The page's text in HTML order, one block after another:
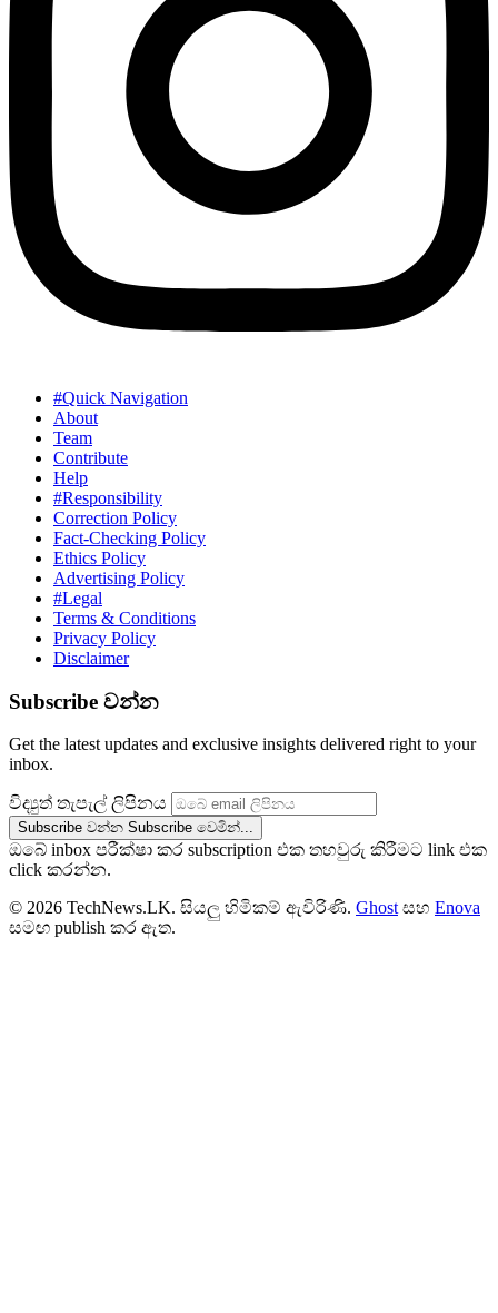
#Quick Navigation
About
Team
Contribute
Help
#Responsibility
Correction Policy
Fact-Checking Policy
Ethics Policy
Advertising Policy
#Legal
Terms & Conditions
Privacy Policy
Disclaimer
Subscribe වන්න
Get the latest updates and exclusive insights delivered right to your
inbox.
විද්‍යුත් තැපැල් ලිපිනය
Subscribe වන්න Subscribe වෙමින්...
ඔබේ inbox පරීක්ෂා කර subscription එක තහවුරු කිරීමට link එක
click කරන්න.
© 2026 TechNews.LK. සියලු හිමිකම් ඇවිරිණි. Ghost සහ Enova
සමඟ publish කර ඇත.